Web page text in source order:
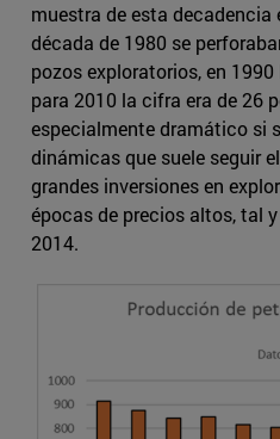
muestra de esta decadencia
década de 1980 se
pozos exploratorios, en
para 2010 la cifra era de 26
especialmente dramático si
dinámicas que suele seguir
grandes inversiones en
épocas de precios altos, tal
2014.